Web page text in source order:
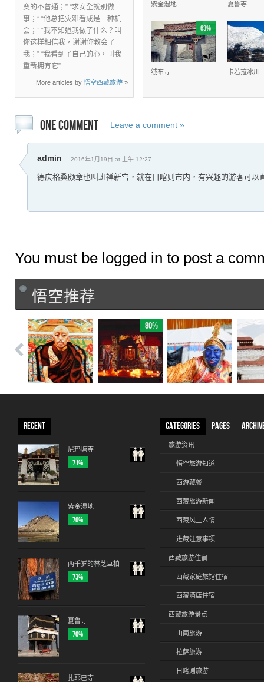
变的不普通；” “求安全就别做
事；” “他总把灾难看成是一种机
会；” “我不知道我做了什么？叫
你这样相信我，谢谢你教会了
我；” “我看到了自己的心，叫我
重新拥有它”
More articles by 悟空西藏旅游 »
紫金湿地 夏鲁寺
63%
绒布寺 卡若拉冰川
ONE COMMENT Leave a comment »
admin 2016年1月19日 at 上午 12:27
德庆格桑颇章也叫班禅新宫，就在日喀则市内，有兴趣的游客可以
You must be logged in to post a
悟空推荐
80%
RECENT
尼玛塘寺
71%
紫金湿地
70%
两千岁的林芝巨柏
73%
夏鲁寺
70%
扎耶巴寺
CATEGORIES PAGES
旅游资讯
悟空旅游知道
西游藏餐
西藏旅游新闻
西藏风土人情
进藏注意事项
西藏旅游住宿
西藏家庭旅馆住宿
西藏酒店住宿
西藏旅游景点
山南旅游
拉萨旅游
日喀则旅游